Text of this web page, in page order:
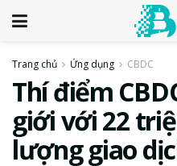
Trang chủ Ứng dụng CBDC
Thí điểm
giới với 22
lượng giao